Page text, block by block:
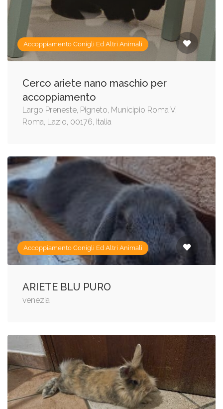
Accoppiamento Conigli Ed Altri Animali
Cerco ariete nano maschio per
accoppiamento
Largo Preneste, Pigneto, Municipio Roma V,
Roma, Lazio, 00176, Italia
Accoppiamento Conigli Ed Altri Animali
ARIETE BLU PURO
venezia